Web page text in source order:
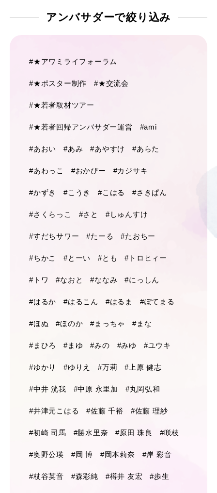
アンバサダーで絞り込み
#★アワミライフォーラム
#★ポスター制作 #★交流会
#★若者取材ツアー
#★若者回帰アンバサダー運営 #ami
#あおい #あみ #あやすけ #あらた
#あわっこ #おかぴー #カジサキ
#かずき #こうき #こはる #さきぱん
#さくらっこ #さと #しゅんすけ
#すだちサワー #たーる #たおちー
#ちかこ #とーい #とも #トロヒィー
#トワ #なおと #ななみ #にっしん
#はるか #はるこん #はるま #ぽてまる
#ほぬ #ほのか #まっちゃ #まな
#まひろ #まゆ #みの #みゆ #ユウキ
#ゆかり #ゆりえ #万莉 #上原 健志
#中井 洸我 #中原 永里加 #丸岡弘和
#井津元こはる #佐藤 千裕 #佐藤 理紗
#初崎 司馬 #勝水里奈 #原田 珠良 #咲枝
#奥野公瑛 #岡 博 #岡本莉奈 #岸 彩音
#杖谷英音 #森彩純 #樽井 友宏 #歩生